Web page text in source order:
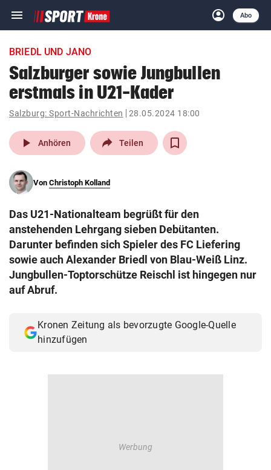
menu Navigation
ein-/ausklappen
account_circle
Anmelden
Abo
close Schließen
account_circle Anmelden
pin_drop
Wien arrow_right
search
eingeben
© Krone Multimedia GmbH & Co KG 2026
Muthgasse 2, 1190 Wien
BRIEDL UND JANO
Salzburger sowie Jungbullen
erstmals in U21-Kader
Salzburg: Sport-Nachrichten 28.05.2024 18:00
play_arrow Anhören Teilen
Von Christoph Kolland
Das U21-Nationalteam begrüßt für den
anstehenden Lehrgang sieben Debütanten.
Darunter befinden sich Spieler des FC Liefering
sowie auch Alexander Briedl von Blau-Weiß Linz.
Jungbullen-Toptorschütze Reischl ist hingegen nur
auf Abruf.
Kronen Zeitung als bevorzugte Google-Quelle
hinzufügen